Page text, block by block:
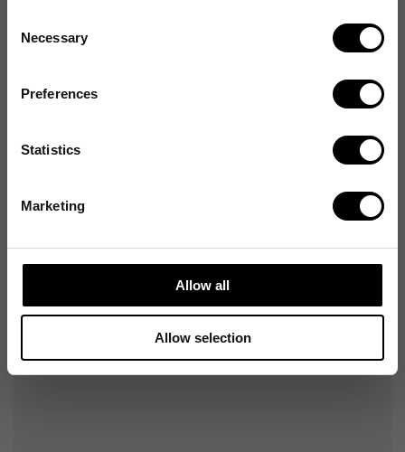
Selection
Necessary
Preferences
Statistics
Marketing
Allow all
Allow selection
Inomhus/utomhus
Kabellängd